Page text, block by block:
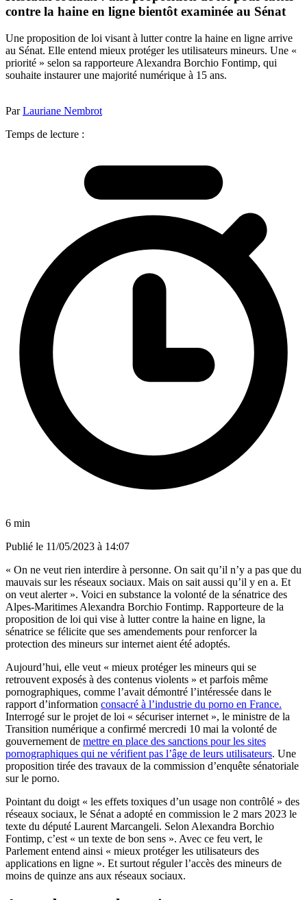
contre la haine en ligne bientôt examinée au Sénat
Une proposition de loi visant à lutter contre la haine en ligne arrive
au Sénat. Elle entend mieux protéger les utilisateurs mineurs. Une «
priorité » selon sa rapporteure Alexandra Borchio Fontimp, qui
souhaite instaurer une majorité numérique à 15 ans.
ParLauriane Nembrot
Temps de lecture :
6 min
Publié le 11/05/2023 à 14:07
« On ne veut rien interdire à personne. On sait qu’il n’y a pas que du
mauvais sur les réseaux sociaux. Mais on sait aussi qu’il y en a. Et
on veut alerter ». Voici en substance la volonté de la sénatrice des
Alpes-Maritimes Alexandra Borchio Fontimp. Rapporteure de la
proposition de loi qui vise à lutter contre la haine en ligne, la
sénatrice se félicite que ses amendements pour renforcer la
protection des mineurs sur internet aient été adoptés.
Aujourd’hui, elle veut « mieux protéger les mineurs qui se
retrouvent exposés à des contenus violents » et parfois même
pornographiques, comme l’avait démontré l’intéressée dans le
rapport d’information consacré à l’industrie du porno en France.
Interrogé sur le projet de loi « sécuriser internet », le ministre de la
Transition numérique a confirmé mercredi 10 mai la volonté de
gouvernement de mettre en place des sanctions pour les sites
pornographiques qui ne vérifient pas l’âge de leurs utilisateurs. Une
proposition tirée des travaux de la commission d’enquête sénatoriale
sur le porno.
Pointant du doigt « les effets toxiques d’un usage non contrôlé » des
réseaux sociaux, le Sénat a adopté en commission le 2 mars 2023 le
texte du député Laurent Marcangeli. Selon Alexandra Borchio
Fontimp, c’est « un texte de bon sens ». Avec ce feu vert, le
Parlement entend ainsi « mieux protéger les utilisateurs des
applications en ligne ». Et surtout réguler l’accès des mineurs de
moins de quinze ans aux réseaux sociaux.